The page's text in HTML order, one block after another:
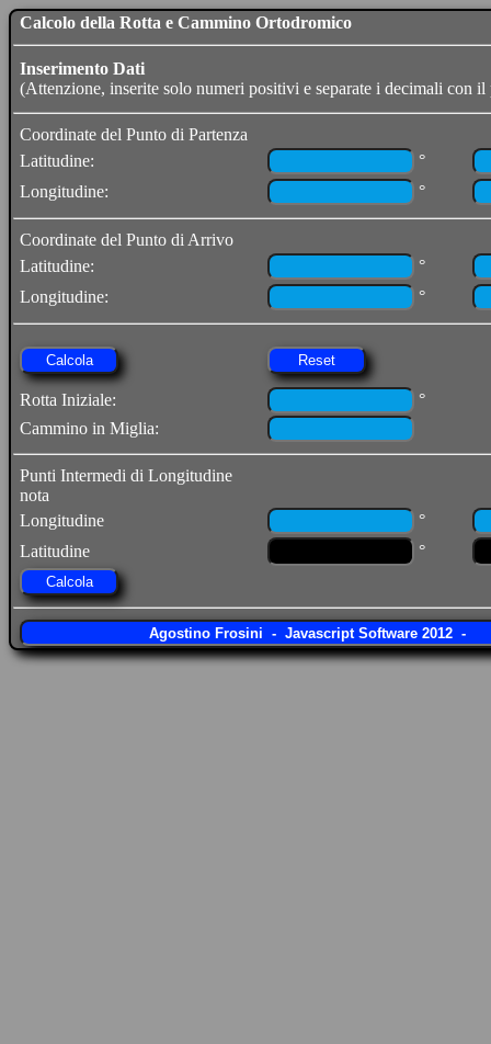
Calcolo della Rotta e Cammino Ortodromico
Inserimento Dati
(Attenzione, inserite solo numeri positivi e separate i decimali con il
Coordinate del Punto di Partenza
Latitudine:
°
Longitudine:
°
Coordinate del Punto di Arrivo
Latitudine:
°
Longitudine:
°
Rotta Iniziale:
°
Cammino in Miglia:
Punti Intermedi di Longitudine
nota
Longitudine
°
Latitudine
°